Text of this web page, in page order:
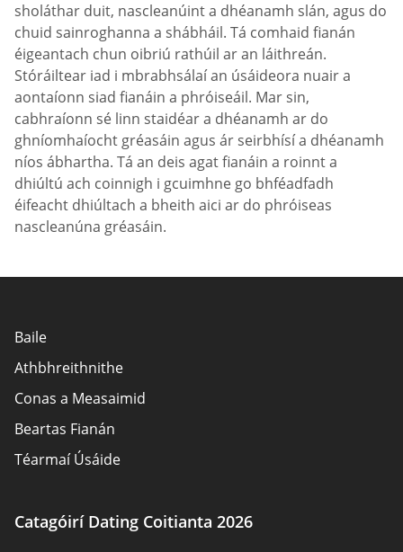
sholáthar duit, nascleanúint a dhéanamh slán, agus do
chuid sainroghanna a shábháil. Tá comhaid fianán
éigeantach chun oibriú rathúil ar an láithreán.
Stóráiltear iad i mbrabhsálaí an úsáideora nuair a
aontaíonn siad fianáin a phróiseáil. Mar sin,
cabhraíonn sé linn staidéar a dhéanamh ar do
ghníomhaíocht gréasáin agus ár seirbhísí a dhéanamh
níos ábhartha. Tá an deis agat fianáin a roinnt a
dhiúltú ach coinnigh i gcuimhne go bhféadfadh
éifeacht dhiúltach a bheith aici ar do phróiseas
nascleanúna gréasáin.
Baile
Athbhreithnithe
Conas a Measaimid
Beartas Fianán
Téarmaí Úsáide
Fúinn
Catagóirí Dating Coitianta 2026